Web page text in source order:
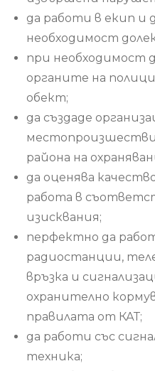
да работи в екип и
необходимост
при необходимост
органите на
обект;
да създаде
района на
да оценява
работа в
изисквания;
перфектно да
радиостанции,
връзка и
охранително
правилата от КАТ;
да работи със
техника;